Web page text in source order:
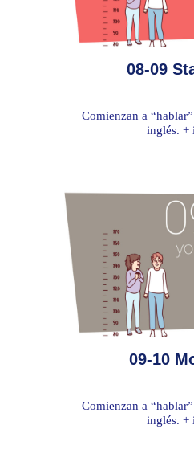
08-09
Comienzan a
inglés. +
09-10
Comienzan a
inglés. +